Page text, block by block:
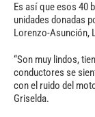
Es así que esos 40
unidades donadas
Lorenzo-Asunción,
“Son muy lindos,
conductores se
con el ruido del
Griselda.